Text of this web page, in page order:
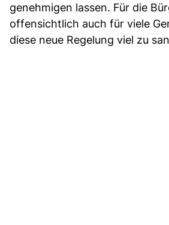
genehmigen lassen. Für die
offensichtlich auch für viele
diese neue Regelung viel zu